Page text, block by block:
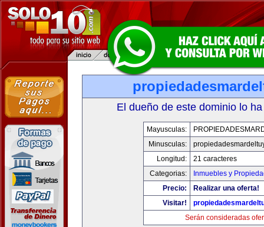
El dueño de este dominio lo
Mayusculas:
Minusculas:
Longitud:
21 caracteres
Categorias:
Inmuebles y
Precio:
Realizar una oferta!
Visitar!
Serán consideradas